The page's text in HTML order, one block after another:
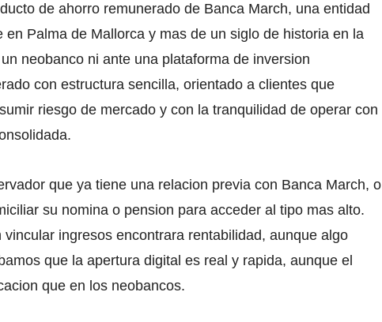
de ahorro remunerado de Banca March, una entidad
Palma de Mallorca y mas de un siglo de historia en la
neobanco ni ante una plataforma de inversion
con estructura sencilla, orientado a clientes que
riesgo de mercado y con la tranquilidad de operar con
que ya tiene una relacion previa con Banca March, o
su nomina o pension para acceder al tipo mas alto.
ingresos encontrara rentabilidad, aunque algo
que la apertura digital es real y rapida, aunque el
que en los neobancos.